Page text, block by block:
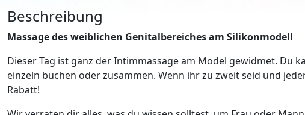
Beschreibung
Massage des weiblichen Genitalbereiches am Silikonmodell
Dieser Tag ist ganz der Intimmassage am Model gewidmet. Du
einzeln buchen oder zusammen. Wenn ihr zu zweit seid und
Rabatt!